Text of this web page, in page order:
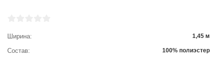
Ширина 1,45 м
Состав 100% полиэстер